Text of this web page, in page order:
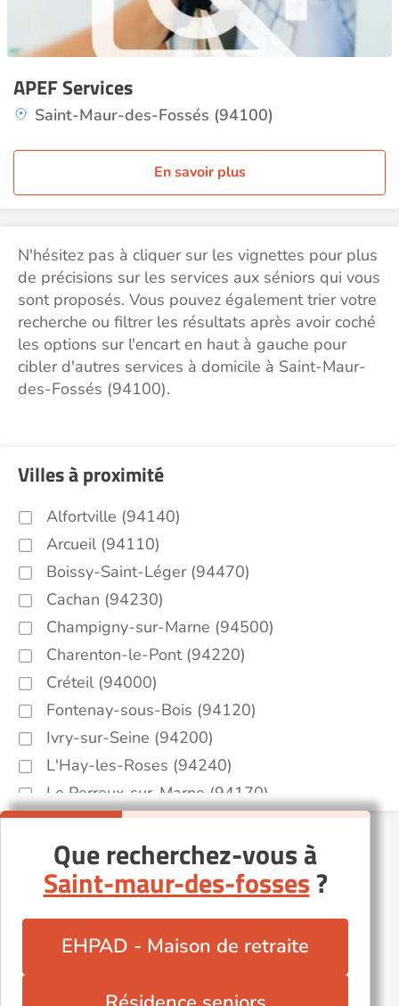
APEF Services
Saint-Maur-des-Fossés (94100)
En savoir plus
N'hésitez pas à cliquer sur les vignettes pour plus
de précisions sur les services aux séniors qui vous
sont proposés. Vous pouvez également trier votre
recherche ou filtrer les résultats après avoir coché
les options sur l'encart en haut à gauche pour
cibler d'autres services à domicile à Saint-Maur-
des-Fossés (94100).
Villes à proximité
Alfortville (94140)
Arcueil (94110)
Boissy-Saint-Léger (94470)
Cachan (94230)
Champigny-sur-Marne (94500)
Charenton-le-Pont (94220)
Créteil (94000)
Fontenay-sous-Bois (94120)
Ivry-sur-Seine (94200)
L'Hay-les-Roses (94240)
Le Perreux-sur-Marne (94170)
Maisons-Alfort (94700)
Nogent-sur-Marne (94130)
Orly (94310)
Ormesson-sur-Marne (94490)
Santeny (94440)
Que recherchez-vous à
Saint-maur-des-fosses?
EHPAD - Maison de retraite